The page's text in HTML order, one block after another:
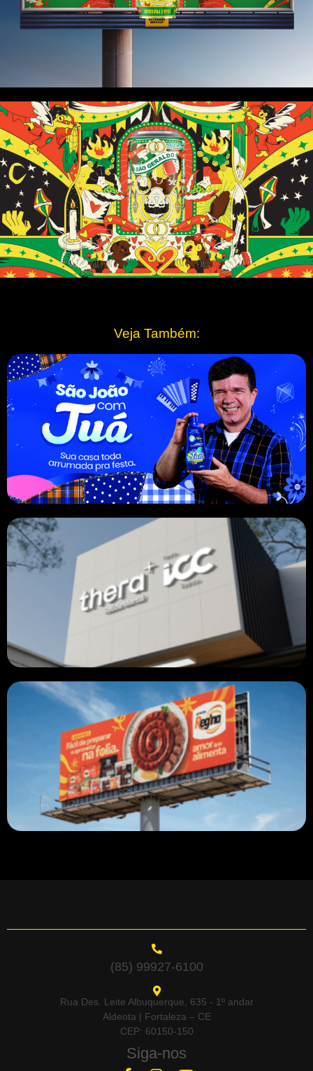
Veja Também:
(85) 99927-6100
Rua Des. Leite Albuquerque, 635 - 1º andar
Aldeota | Fortaleza – CE
CEP: 60150-150
Siga-nos